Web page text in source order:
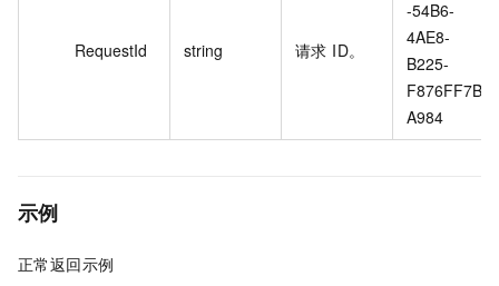
RequestId string 请求 ID。
-54B6-
4AE8-
B225-
F876FF7B
A984
示例
正常返回示例